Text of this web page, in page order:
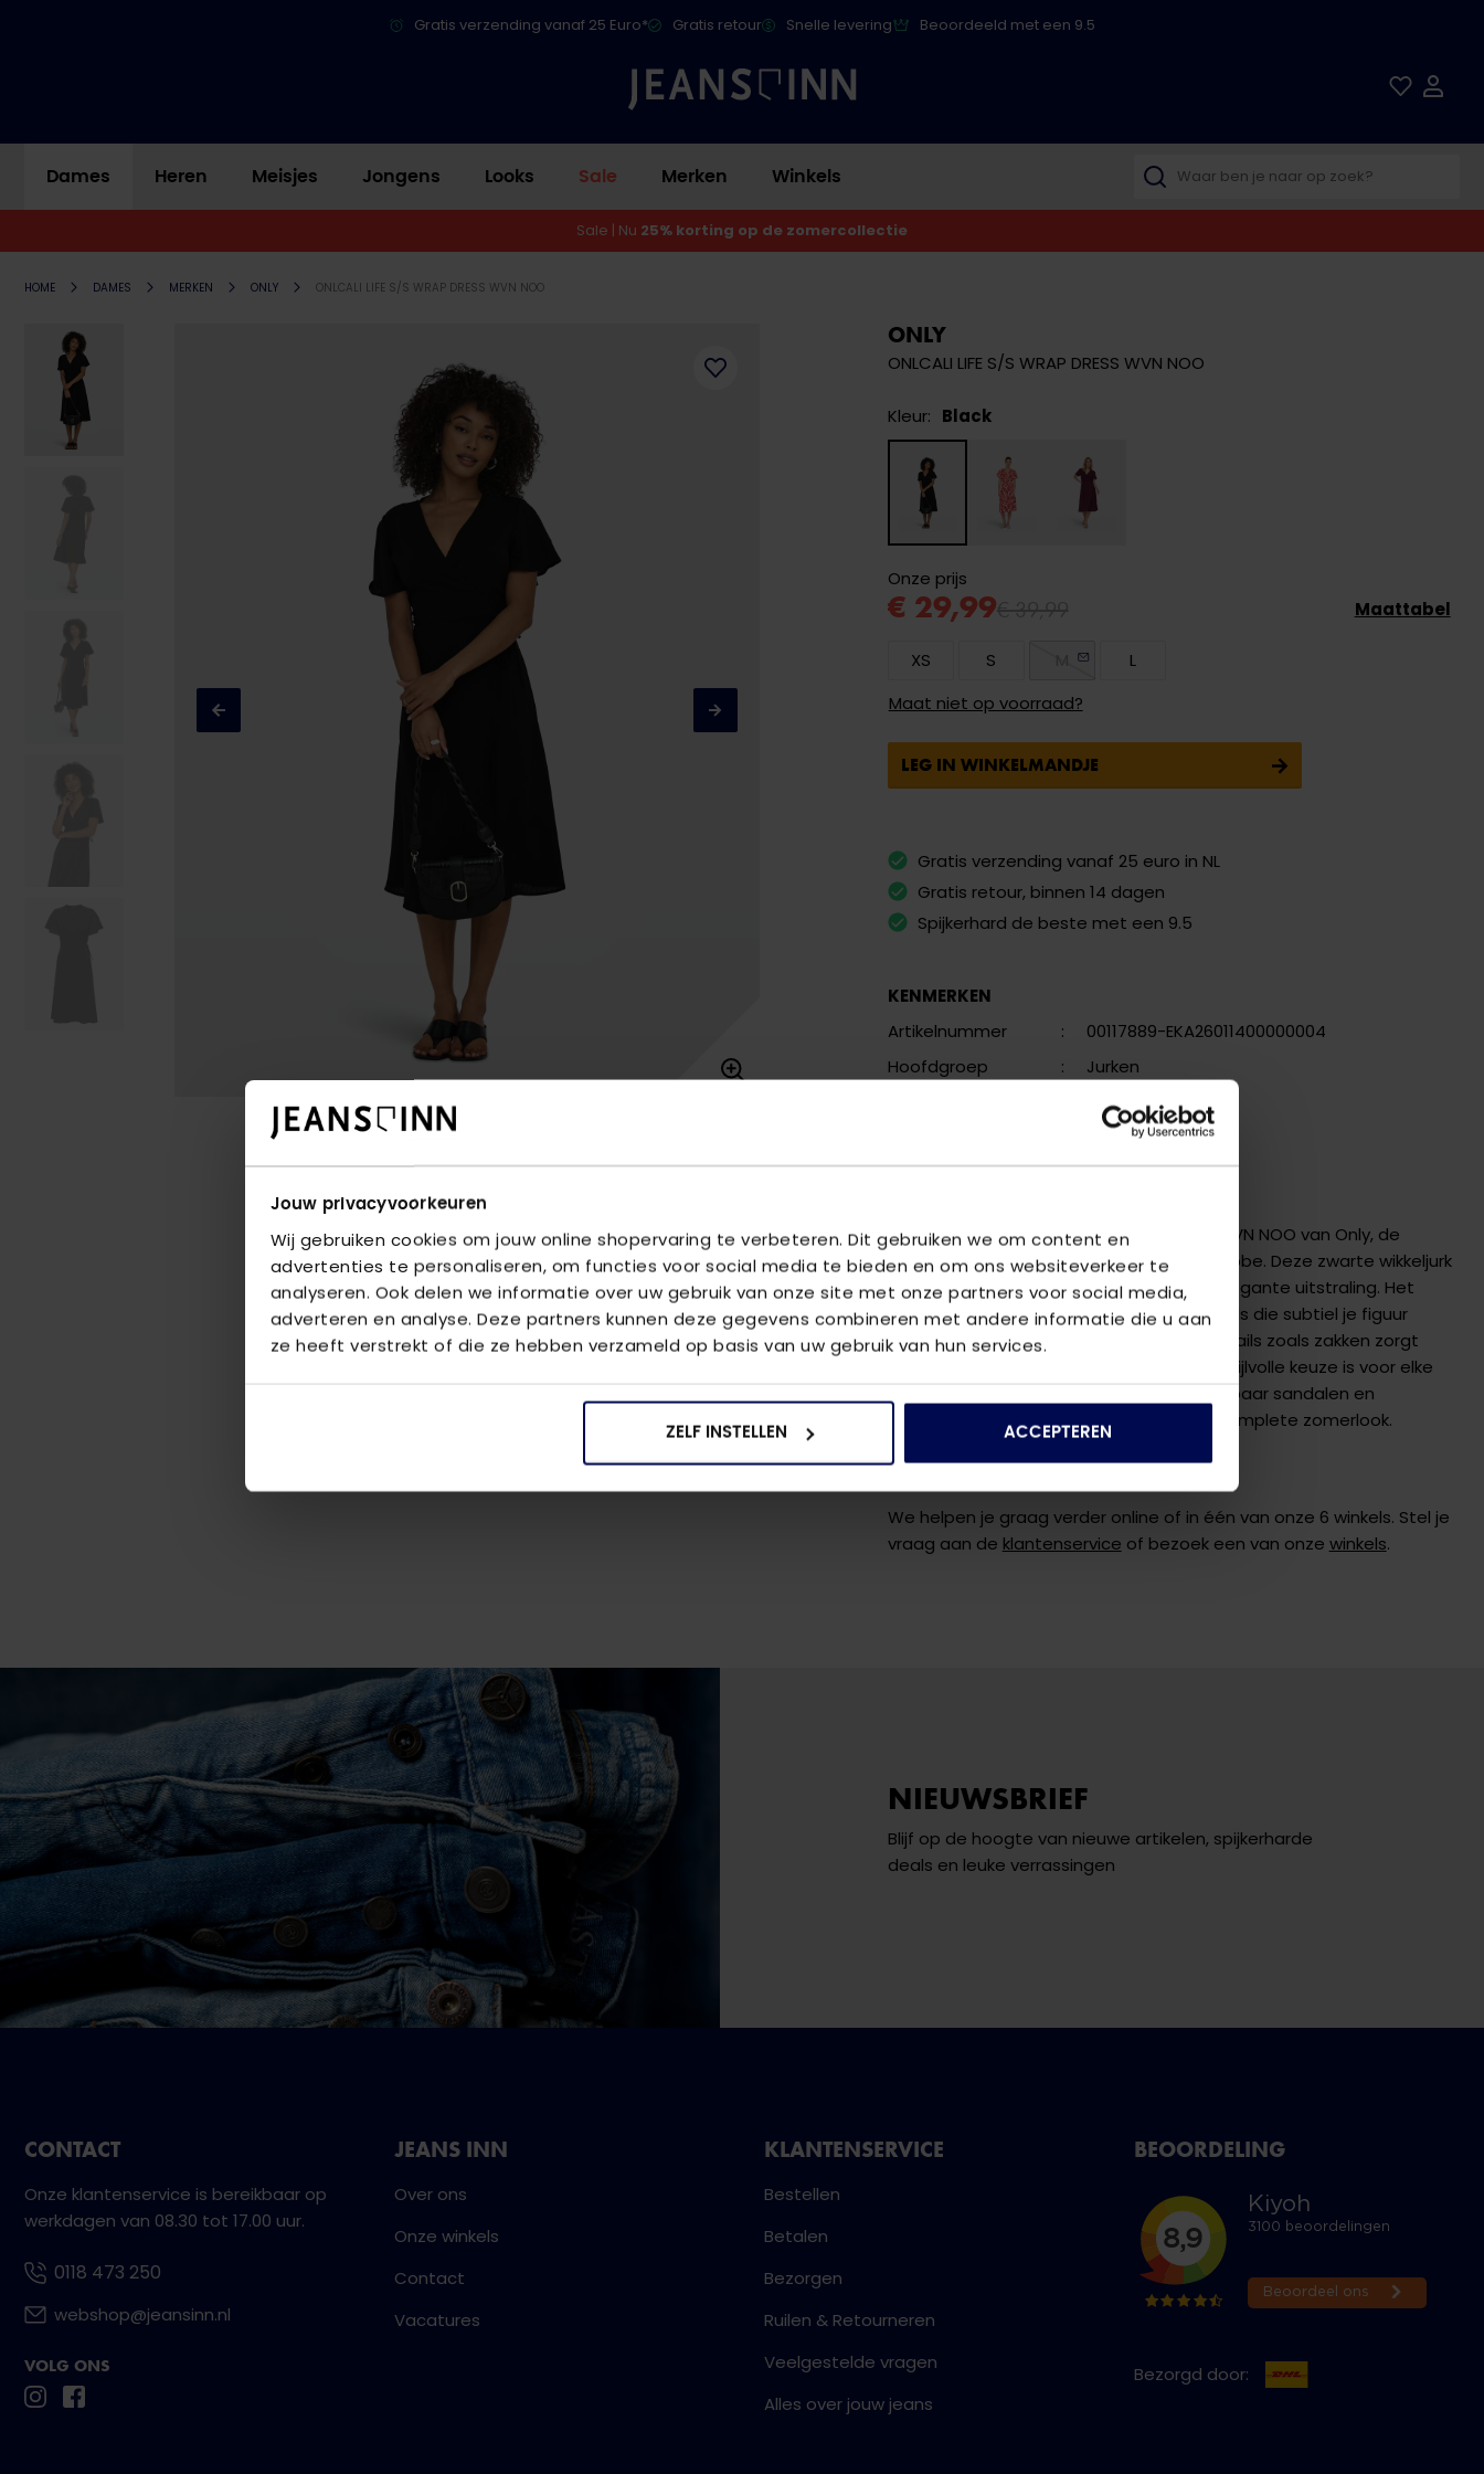
Jouw privacyvoorkeuren
Wij gebruiken cookies om jouw online shopervaring te verbeteren. Dit gebruiken we om content en
advertenties te personaliseren, om functies voor social media te bieden en om ons websiteverkeer te
analyseren. Ook delen we informatie over uw gebruik van onze site met onze partners voor social media,
adverteren en analyse. Deze partners kunnen deze gegevens combineren met andere informatie die u aan
ze heeft verstrekt of die ze hebben verzameld op basis van uw gebruik van hun services.
ZELF INSTELLEN ACCEPTEREN
Gratis verzending vanaf 25 Euro* Gratis retour Snelle levering Beoordeeld met een 9.5
Dames Heren Meisjes Jongens Looks Sale Merken Winkels
Sale | Nu 25% korting op de zomercollectie
HOME DAMES MERKEN ONLY ONLCALI LIFE S/S WRAP DRESS WVN NOO
ONLY
ONLCALI LIFE S/S WRAP DRESS WVN NOO
Kleur: Black
Onze prijs
€ 29,99
XS S
L
Maat niet op voorraad?
Maattabel
LEG IN WINKELMANDJE
Gratis verzending vanaf 25 euro in NL
Gratis retour, binnen 14 dagen
Spijkerhard de beste met een 9.5
KENMERKEN
Artikelnummer
:
00117889-EKA26011400000004
Hoofdgroep
:
Jurken
Black
Ontdek de ONLCALI LIFE S/S WRAP DRESS WVN NOO van Only, de
perfecte toevoeging aan je zomergarderobe. Deze zwarte wikkeljurk
is gemaakt van polyester en heeft een elegante uitstraling. Het
ontwerp heeft korte mouwen en een v-hals die subtiel je figuur
accentueert. Het ontbreken van extra details zoals zakken zorgt
ervoor dat deze jurk een eenvoudige en stijlvolle keuze is voor elke
gelegenheid. Combineer de jurk met een paar sandalen en
accessoires van dezelfde site voor een complete zomerlook.
We helpen je graag verder online of in één van onze 6 winkels. Stel je
vraag aan de klantenservice of bezoek een van onze winkels.
NIEUWSBRIEF
Blijf op de hoogte van nieuwe artikelen, spijkerharde
deals en leuke verrassingen
CONTACT
Onze klantenservice is bereikbaar op
werkdagen van 08.30 tot 17.00 uur.
0118 473 250
webshop@jeansinn.nl
VOLG ONS
JEANS INN
Over ons
Onze winkels
Contact
Vacatures
KLANTENSERVICE
Bestellen
Betalen
Bezorgen
Ruilen & Retourneren
Veelgestelde vragen
Alles over jouw jeans
BEOORDELING
Bezorgd door: